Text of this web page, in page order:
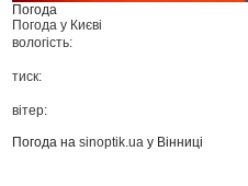
Погода
Погода у Києві
вологість:
тиск:
вітер:
Погода наsinoptik.ua у Вінниці